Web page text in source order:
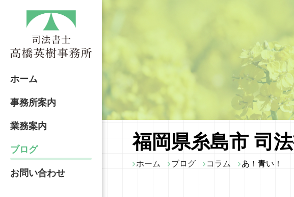
ホーム
事務所案内
業務案内
ブログ
お問い合わせ
福岡県糸島市 司
ホーム ブログ コラム あ！青い！